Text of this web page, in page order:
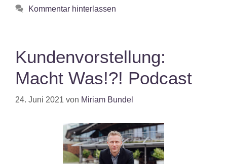
Kommentar hinterlassen
Kundenvorstellung:
Macht Was!?! Podcast
24. Juni 2021 von Miriam Bundel